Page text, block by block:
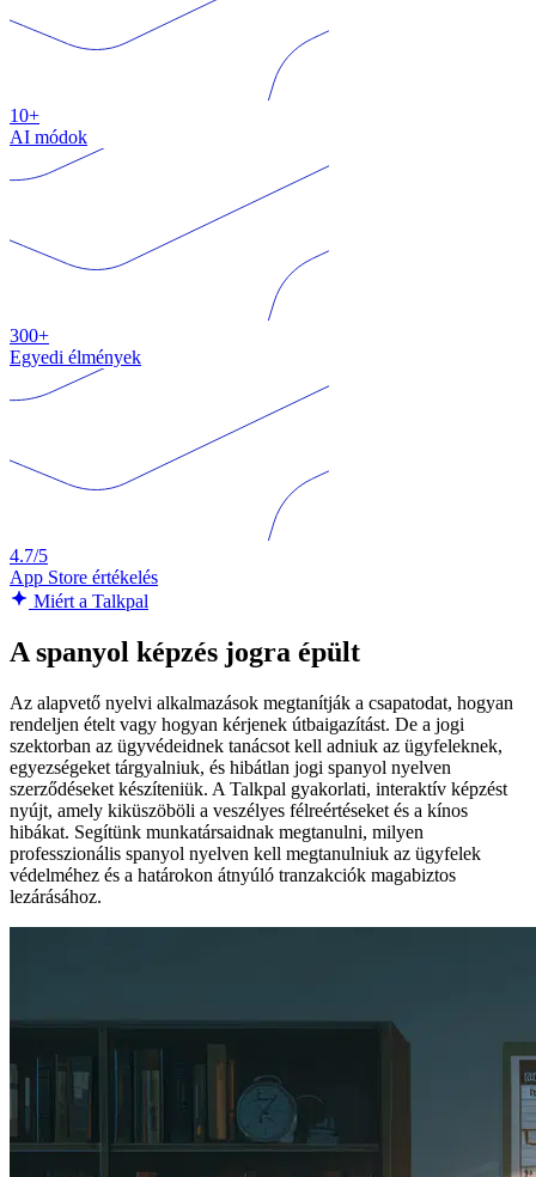
10+
AI módok
300+
Egyedi élmények
4.7/5
App Store értékelés
Miért a Talkpal
A spanyol képzés jogra épült
Az alapvető nyelvi alkalmazások megtanítják a csapatodat, hogyan
rendeljen ételt vagy hogyan kérjenek útbaigazítást. De a jogi
szektorban az ügyvédeidnek tanácsot kell adniuk az ügyfeleknek,
egyezségeket tárgyalniuk, és hibátlan jogi spanyol nyelven
szerződéseket készíteniük. A Talkpal gyakorlati, interaktív képzést
nyújt, amely kiküszöböli a veszélyes félreértéseket és a kínos
hibákat. Segítünk munkatársaidnak megtanulni, milyen
professzionális spanyol nyelven kell megtanulniuk az ügyfelek
védelméhez és a határokon átnyúló tranzakciók magabiztos
lezárásához.